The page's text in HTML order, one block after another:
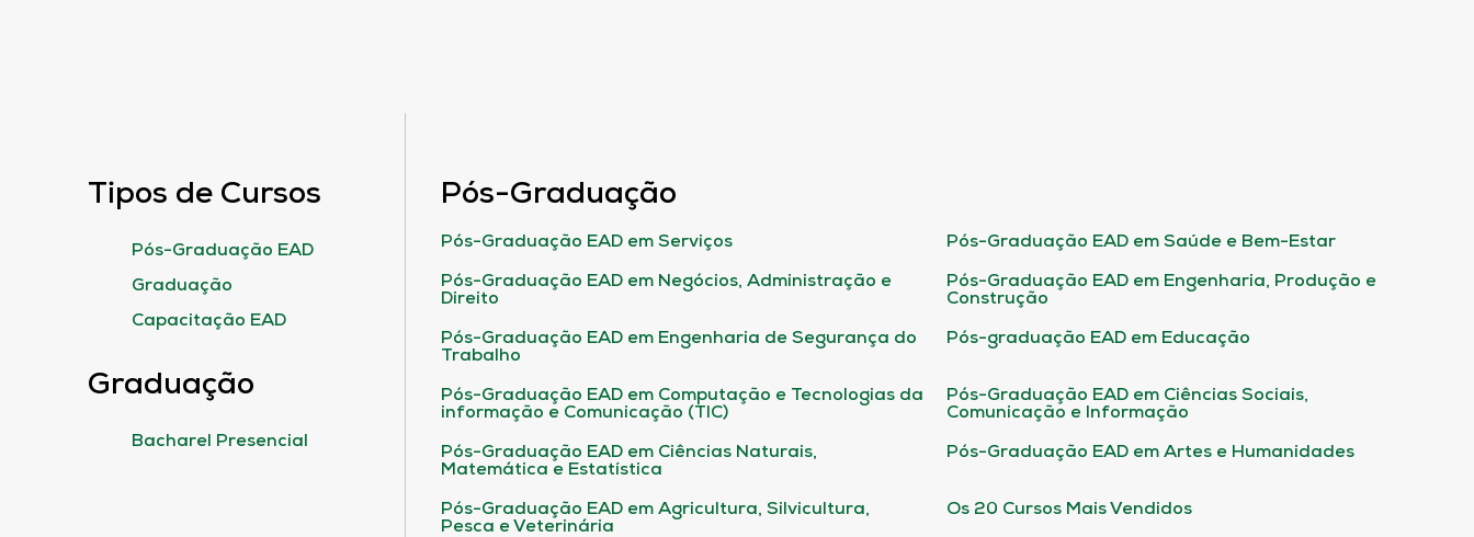
Tipos de Cursos
Pós-Graduação EAD
Graduação
Capacitação EAD
Graduação
Bacharel Presencial
Pós-Graduação
Pós-Graduação EAD em Serviços Pós-Graduação EAD em Saúde e Bem-Estar
Pós-Graduação EAD em Negócios, Administração e
Direito
Pós-Graduação EAD em Engenharia, Produção e
Construção
Pós-Graduação EAD em Engenharia de Segurança do
Trabalho
Pós-graduação EAD em Educação
Pós-Graduação EAD em Computação e Tecnologias da
informação e Comunicação (TIC)
Pós-Graduação EAD em Ciências Sociais,
Comunicação e Informação
Pós-Graduação EAD em Ciências Naturais,
Matemática e Estatística
Pós-Graduação EAD em Artes e Humanidades
Pós-Graduação EAD em Agricultura, Silvicultura,
Pesca e Veterinária
Os 20 Cursos Mais Vendidos